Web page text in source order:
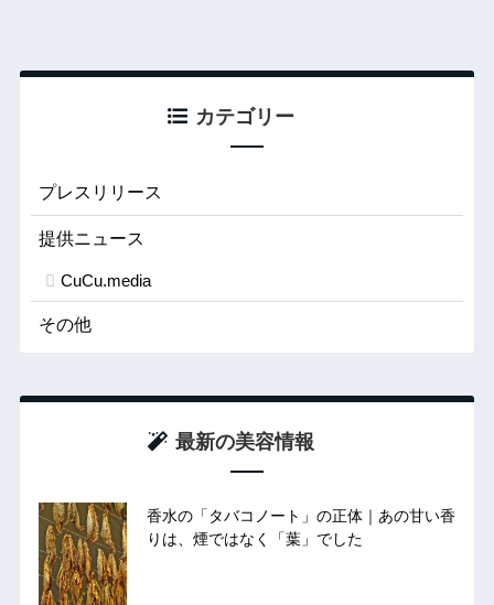
カテゴリー
プレスリリース
提供ニュース
CuCu.media
その他
最新の美容情報
香水の「タバコノート」の正体｜あの甘い香
りは、煙ではなく「葉」でした